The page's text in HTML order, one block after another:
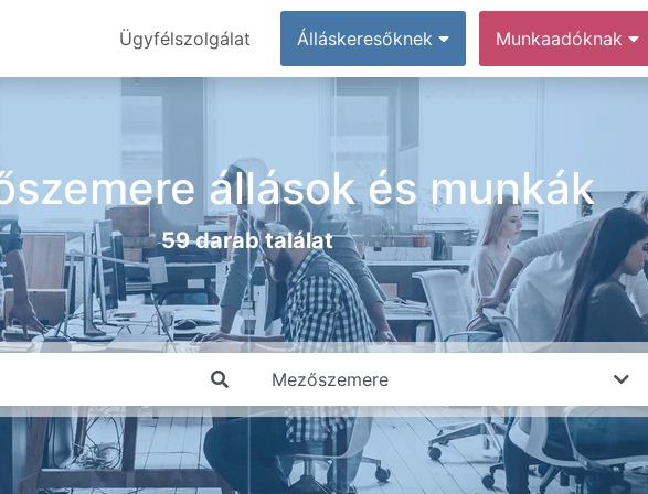
Ügyfélszolgálat Álláskeresőknek Munkaadóknak
állások és munkák
59 darab találat